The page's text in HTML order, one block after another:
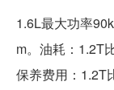
1.6L最大功率
m。油耗：1.2T
保养费用：1.2T